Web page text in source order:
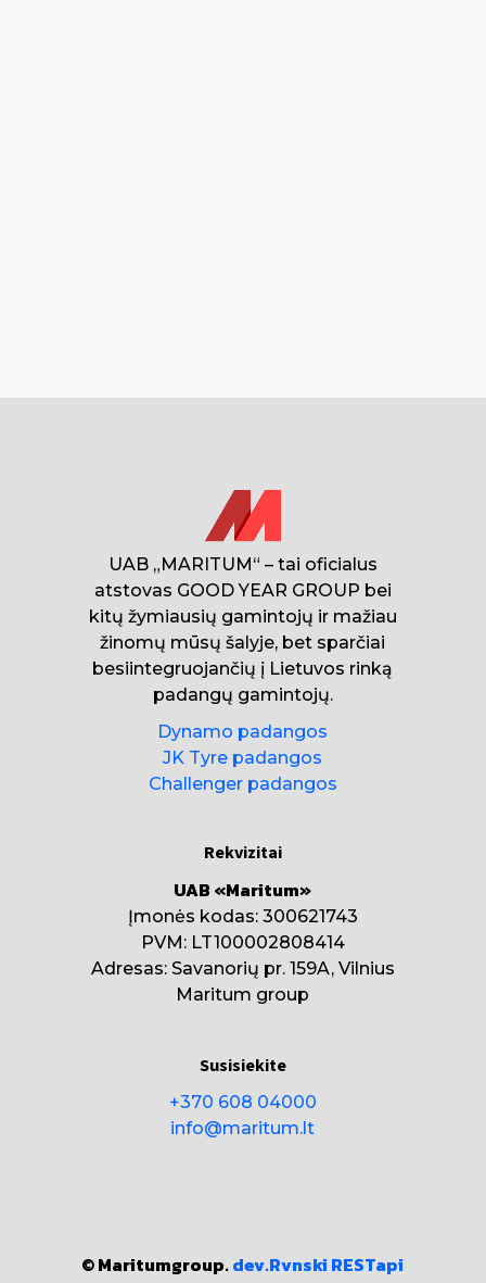
UAB „MARITUM“ – tai oficialus
atstovas GOOD YEAR GROUP bei
kitų žymiausių gamintojų ir mažiau
žinomų mūsų šalyje, bet sparčiai
besiintegruojančių į Lietuvos rinką
padangų gamintojų.
Dynamo padangos
JK Tyre padangos
Challenger padangos
Rekvizitai
UAB «Maritum»
Įmonės kodas: 300621743
PVM: LT100002808414
Adresas: Savanorių pr. 159A, Vilnius
Maritum group
Susisiekite
+370 608 04000
info@maritum.lt
© Maritumgroup.dev.Rvnski RESTapi